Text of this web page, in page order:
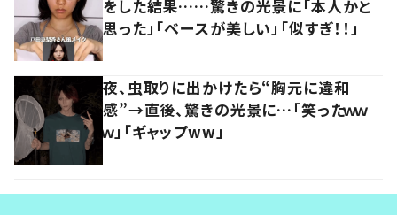
をした結果……驚きの光景に「本人かと
思った」「ベースが美しい」「似すぎ！！」
夜、虫取りに出かけたら“胸元に違和
感”→直後、驚きの光景に…「笑ったｗｗ
ｗ」「ギャップww」